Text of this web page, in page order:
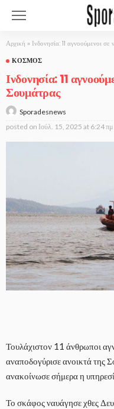
Αρχική » Ινδονησία: 11 αγνοούμενοι
ΚΌΣΜΟΣ
Ινδονησία: 11
Σουμάτρας
Sporadesnews
posted on Ιούλ. 15, 2025 at 6:24 πμ
Τουλάχιστον 11 άνθρωποι
αναποδογύρισε ανοικτά της
ανακοίνωσε σήμερα η
Το σκάφος ναυάγησε χθες